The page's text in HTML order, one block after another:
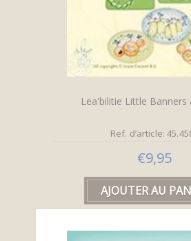
Lea'bilitie Little Banners
Ref. d’article:
€9,95